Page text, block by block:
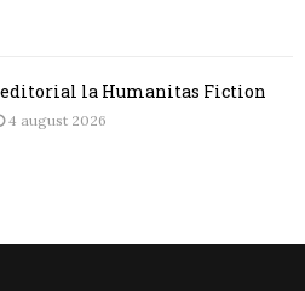
editorial la Humanitas Fiction
4 august 2026